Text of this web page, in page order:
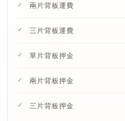
✓ 兩片背板運費
✓ 三片背板運費
✓ 單片背板押金
✓ 兩片背板押金
✓ 三片背板押金